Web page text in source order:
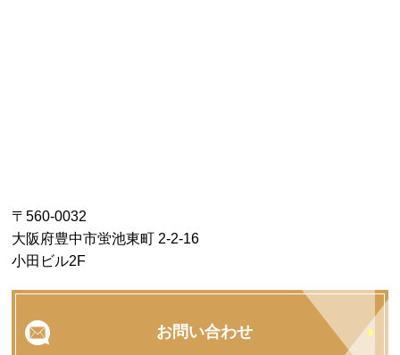
〒560-0032
大阪府豊中市蛍池東町 2-2-16
小田ビル2F
お問い合わせ